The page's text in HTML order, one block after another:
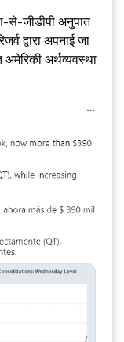
से-जीडीपी अनुपात
द्वारा अपनाई जा
अर्थव्यवस्था